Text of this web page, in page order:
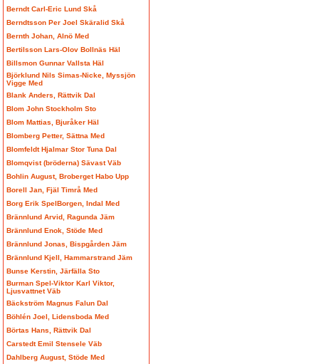
Berndt Carl-Eric Lund Skå
Berndtsson Per Joel Skäralid Skå
Bernth Johan, Alnö Med
Bertilsson Lars-Olov Bollnäs Häl
Billsmon Gunnar Vallsta Häl
Björklund Nils Simas-Nicke, Myssjön
Vigge Med
Blank Anders, Rättvik Dal
Blom John Stockholm Sto
Blom Mattias, Bjuråker Häl
Blomberg Petter, Sättna Med
Blomfeldt Hjalmar Stor Tuna Dal
Blomqvist (bröderna) Sävast Väb
Bohlin August, Broberget Habo Upp
Borell Jan, Fjäl Timrå Med
Borg Erik SpelBorgen, Indal Med
Brännlund Arvid, Ragunda Jäm
Brännlund Enok, Stöde Med
Brännlund Jonas, Bispgården Jäm
Brännlund Kjell, Hammarstrand Jäm
Bunse Kerstin, Järfälla Sto
Burman Spel-Viktor Karl Viktor,
Ljusvattnet Väb
Bäckström Magnus Falun Dal
Böhlén Joel, Lidensboda Med
Börtas Hans, Rättvik Dal
Carstedt Emil Stensele Väb
Dahlberg August, Stöde Med